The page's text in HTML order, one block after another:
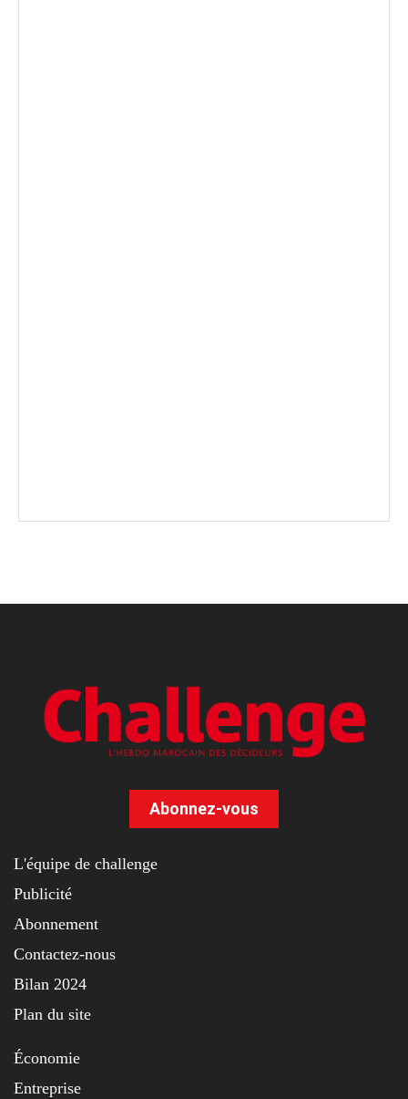
Abonnez-vous
L'équipe de challenge
Publicité
Abonnement
Contactez-nous
Bilan 2024
Plan du site
Économie
Entreprise